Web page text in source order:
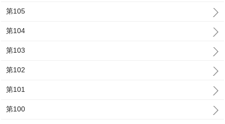
第105
第104
第103
第102
第101
第100